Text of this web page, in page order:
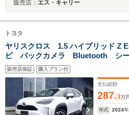
販売店： エス・キャリー
トヨタ
ヤリスクロス 1.5 ハイブリッド Z
ビ バックカメラ Bluetooth シ
ルヒーター ハーフレザーシート
ETC ドライブレコーダー 4WD
販売店保証 購入プラン付
支払総額
287.3万
年式 2024年